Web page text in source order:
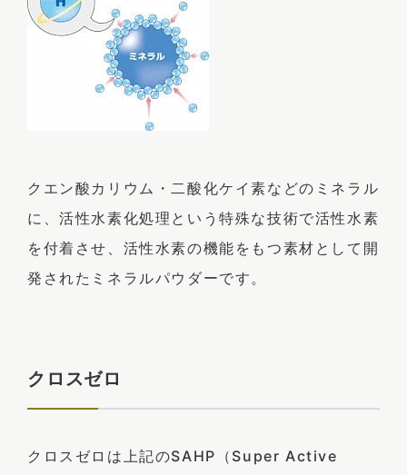
クエン酸カリウム・二酸化ケイ素などのミネラル
に、活性水素化処理という特殊な技術で活性水素
を付着させ、活性水素の機能をもつ素材として開
発されたミネラルパウダーです。
クロスゼロ
クロスゼロは上記のSAHP（Super Active